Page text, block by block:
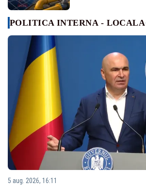
POLITICA INTERNA - LOCALA
5 aug. 2026, 16:11